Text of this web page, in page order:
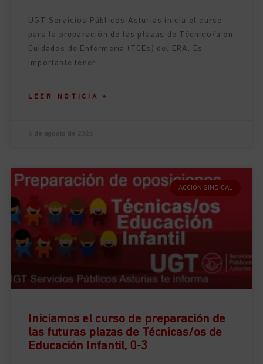
UGT Servicios Públicos Asturias inicia el curso
para la preparación de las plazas de Técnico/a en
Cuidados de Enfermería (TCEs) del ERA. Es
importante tener
LEER NOTICIA »
ACCIÓN SINDICAL
Iniciamos el curso de preparación de
las futuras plazas de Técnicas/os de
Educación Infantil, 0-3